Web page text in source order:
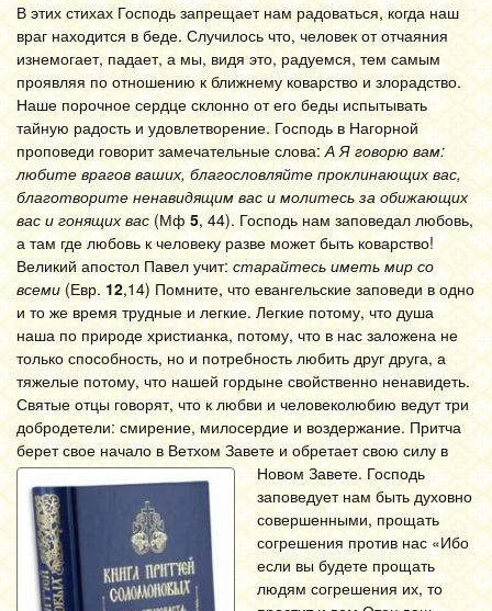
В этих стихах Господь запрещает нам радоваться, когда наш
враг находится в беде. Случилось что, человек от отчаяния
изнемогает, падает, а мы, видя это, радуемся, тем самым
проявляя по отношению к ближнему коварство и злорадство.
Наше порочное сердце склонно от его беды испытывать
тайную радость и удовлетворение. Господь в Нагорной
проповеди говорит замечательные слова:А Я говорю вам:
любите врагов ваших, благословляйте проклинающих вас,
благотворите ненавидящим вас и молитесь за обижающих
вас и гонящих вас (Мф5, 44). Господь нам заповедал любовь,
а там где любовь к человеку разве может быть коварство!
Великий апостол Павел учит: старайтесь иметь мир со
всеми (Евр. 12,14) Помните, что евангельские заповеди в одно
и то же время трудные и легкие. Легкие потому, что душа
наша по природе христианка, потому, что в нас заложена не
только способность, но и потребность любить друг друга, а
тяжелые потому, что нашей гордыне свойственно ненавидеть.
Святые отцы говорят, что к любви и человеколюбию ведут три
добродетели: смирение, милосердие и воздержание. Притча
берет свое начало в Ветхом Завете и обретает свою силу в
Новом Завете. Господь
заповедует нам быть духовно
совершенными, прощать
согрешения против нас «Ибо
если вы будете прощать
людям согрешения их, то